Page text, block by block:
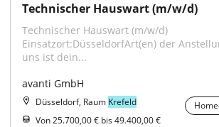
Technischer Hauswart (m/w/d)
Technischer Hauswart (m/w/d)
Einsatzort:DüsseldorfArt(en) der
uns ist dein...
avanti GmbH
Düsseldorf, Raum Krefeld
Von 25.700,00 € bis 49.400,00 €